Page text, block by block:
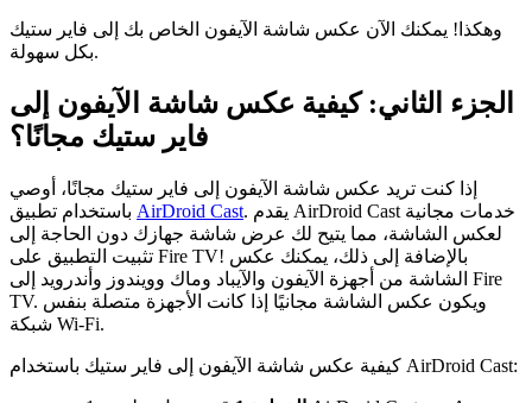
وهكذا! يمكنك الآن عكس شاشة الآيفون الخاص بك إلى فاير ستيك
بكل سهولة.
الجزء الثاني: كيفية عكس شاشة الآيفون إلى
فاير ستيك مجانًا؟
إذا كنت تريد عكس شاشة الآيفون إلى فاير ستيك مجانًا، أوصي
AirDroid Cast. يقدم AirDroid Cast خدمات مجانية
لعكس الشاشة، مما يتيح لك عرض شاشة جهازك دون الحاجة إلى
تثبيت التطبيق على Fire TV! بالإضافة إلى ذلك، يمكنك عكس
الشاشة من أجهزة الآيفون والآيباد وماك وويندوز وأندرويد إلى Fire
TV. ويكون عكس الشاشة مجانيًا إذا كانت الأجهزة متصلة بنفس
شبكة Wi-Fi.
كيفية عكس شاشة الآيفون إلى فاير ستيك باستخدام AirDroid Cast: